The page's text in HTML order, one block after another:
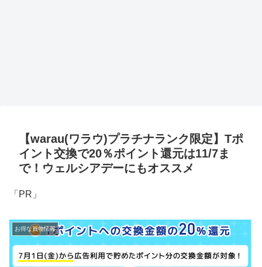
【warau(ワラウ)プラチナランク限定】Tポ
イント交換で20％ポイント還元は11/7ま
で！ウェルシアデーにもオススメ
「PR」
お得な買物情報